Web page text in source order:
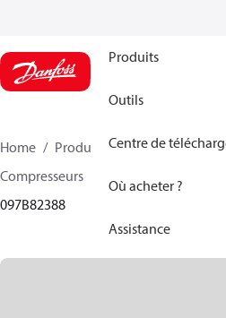
Produits
Outils
Centre de
Où acheter ?
Assistance
Home Produits
Climate
Compresseurs
097B82388